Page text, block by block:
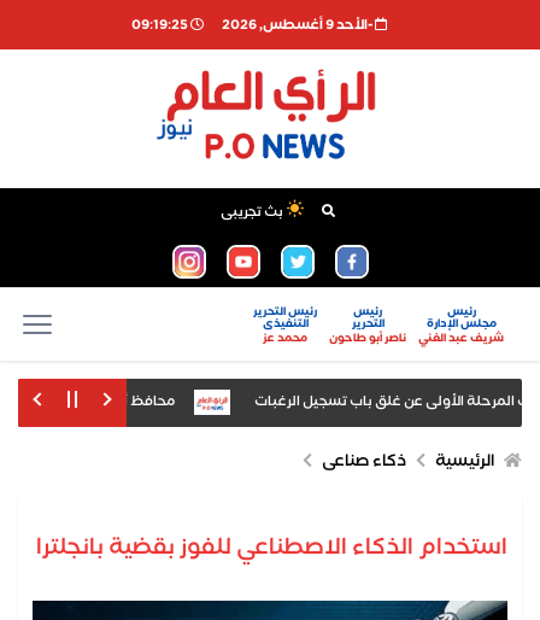
-اﻷحد 9 أغسطس, 2026 09:19:26
بث تجريبى
رئيس
مجلس الإدارة
شريف عبد الغني
رئيس
التحرير
ناصر أبو طاحون
رئيس التحرير
التنفيذى
محمد عز
الأولى عن غلق باب تسجيل الرغبات محافظ أسيوط: غلق وتشميع
الرئيسية ذكاء صناعى
استخدام الذكاء الاصطناعي للفوز بقضية بانجلترا